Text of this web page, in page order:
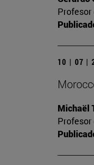
10 | 07 |
Michaël